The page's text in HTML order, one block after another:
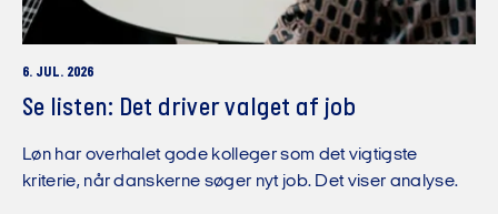
6. JUL. 2026
Se listen: Det driver valget af job
Løn har overhalet gode kolleger som det vigtigste
kriterie, når danskerne søger nyt job. Det viser analyse.